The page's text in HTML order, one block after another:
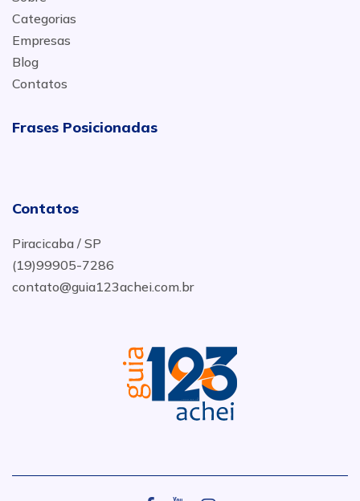
Categorias
Empresas
Blog
Contatos
Frases Posicionadas
Contatos
Piracicaba / SP
(19)99905-7286
contato@guia123achei.com.br